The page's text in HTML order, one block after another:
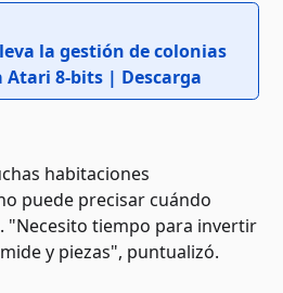
la gestión de colonias
Atari 8-bits | Descarga
habitaciones
puede precisar cuándo
"Necesito tiempo para invertir
y piezas", puntualizó.